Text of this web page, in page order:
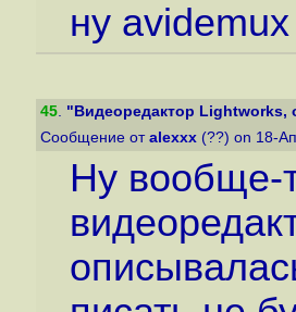
ну
45. "Видеоредактор Lightworks,
Сообщение от alexxx (??) on 18-
Ну вообще-